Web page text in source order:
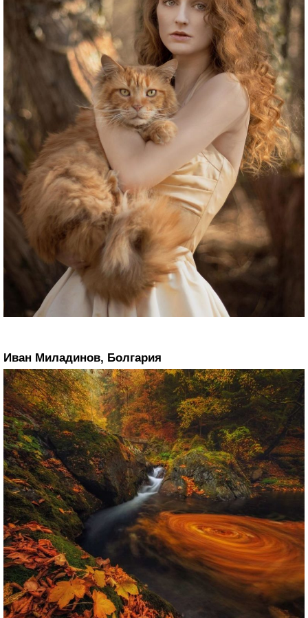
Иван Миладинов, Болгария